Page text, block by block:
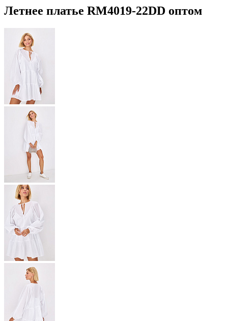
Летнее платье RM4019-22DD оптом